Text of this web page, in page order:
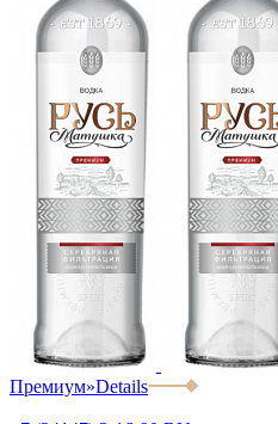
Премиум»Details